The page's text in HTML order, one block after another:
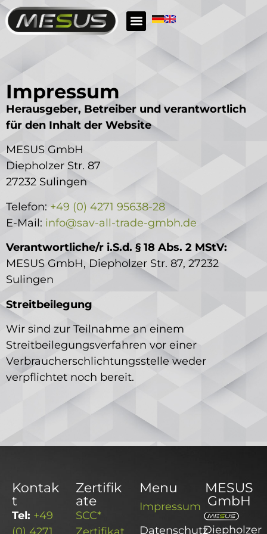
Impressum
Herausgeber, Betreiber und verantwortlich
für den Inhalt der Website
MESUS GmbH
Diepholzer Str. 87
27232 Sulingen
Telefon: +49 (0) 4271 95638-28
E-Mail: info@sav-all-trade-gmbh.de
Verantwortliche/r i.S.d. § 18 Abs. 2 MStV:
MESUS GmbH, Diepholzer Str. 87, 27232
Sulingen
Streitbeilegung
Wir sind zur Teilnahme an einem
Streitbeilegungsverfahren vor einer
Verbraucherschlichtungsstelle weder
verpflichtet noch bereit.
MESUS
GmbH
Diepholzer
Kontak
t
Tel: +49
Menu
Impressum
Datenschutz
Zertifik
ate
SCC*